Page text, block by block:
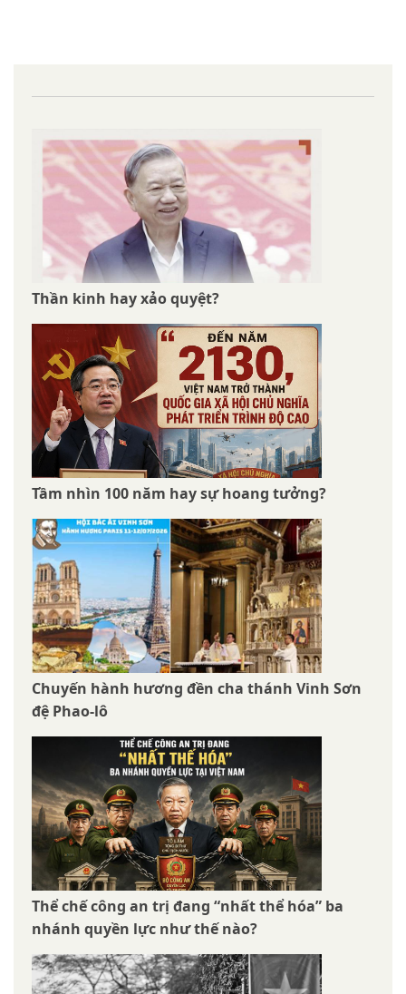
Thần kinh hay xảo quyệt?
Tầm nhìn 100 năm hay sự hoang tưởng?
Chuyến hành hương đền cha thánh Vinh Sơn
đệ Phao-lô
Thể chế công an trị đang “nhất thể hóa” ba
nhánh quyền lực như thế nào?